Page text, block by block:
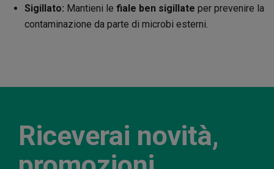
Sigillato: Mantieni le fiale ben sigillate per prevenire la
contaminazione da parte di microbi esterni.
Riceverai novità,